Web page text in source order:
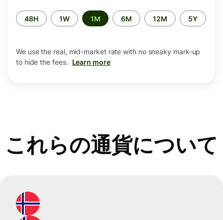
Time
period
48H 1W 1M 6M 12M 5Y
We use the real, mid-market rate with no sneaky mark-up
to hide the fees. Learn more
これらの通貨について